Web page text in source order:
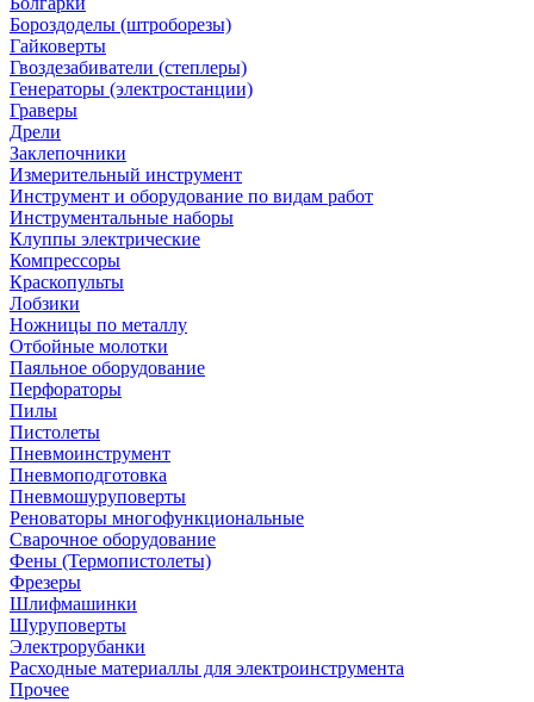
Бороздоделы (штроборезы)
Гайковерты
Гвоздезабиватели (степлеры)
Генераторы (электростанции)
Граверы
Дрели
Заклепочники
Измерительный инструмент
Инструмент и оборудование по видам работ
Инструментальные наборы
Клуппы электрические
Компрессоры
Краскопульты
Лобзики
Ножницы по металлу
Отбойные молотки
Паяльное оборудование
Перфораторы
Пилы
Пистолеты
Пневмоинструмент
Пневмоподготовка
Пневмошуруповерты
Реноваторы многофункциональные
Сварочное оборудование
Фены (Термопистолеты)
Фрезеры
Шлифмашинки
Шуруповерты
Электрорубанки
Расходные материаллы для электроинструмента
Прочее